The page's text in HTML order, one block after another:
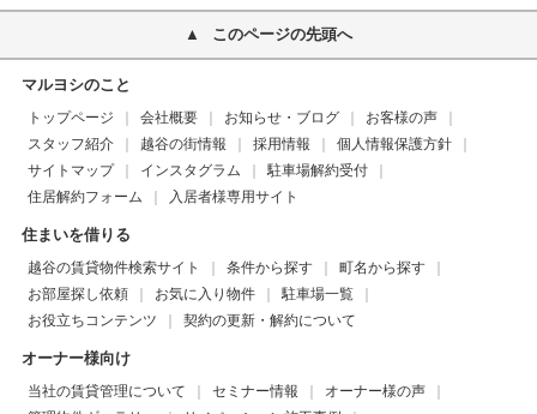
このページの先頭へ
マルヨシのこと
トップページ 会社概要 お知らせ・ブログ
お客様の声
スタッフ紹介
越谷の街情報 採用情報
個人情報保護方針
サイトマップ
インスタグラム
駐車場解約受付
住居解約フォーム
入居者様専用サイト
住まいを借りる
越谷の賃貸物件検索サイト 条件から探す
町名から探す
お部屋探し依頼
お気に入り物件
駐車場一覧
お役立ちコンテンツ
契約の更新・解約について
オーナー様向け
当社の賃貸管理について セミナー情報
オーナー様の声